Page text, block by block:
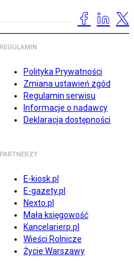
REGULAMIN
Polityka Prywatności
Zmiana ustawień zgód
Regulamin serwisu
Informacje o nadawcy
Deklaracja dostępności
PARTNERZY
E-kiosk.pl
E-gazety.pl
Nexto.pl
Mała księgowość
Kancelarierp.pl
Wieści Rolnicze
Życie Warszawy